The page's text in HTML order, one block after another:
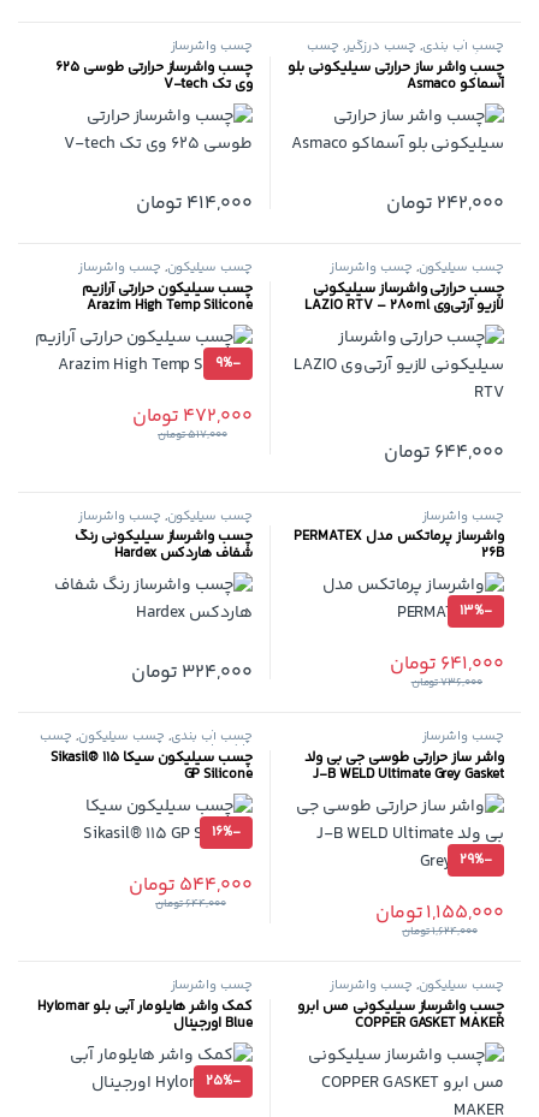
چسب آب بندی, چسب درزگیر, چسب
سیلیکون,چسب واشرساز
چسب واشر ساز حرارتی سیلیکونی بلو
آسماکو Asmaco
242,000 تومان
چسب واشرساز
چسب واشرساز حرارتی طوسی 625
وی تک V-tech
414,000 تومان
چسب سیلیکون, چسب واشرساز
چسب حرارتی واشرساز سیلیکونی
لازیو آر‌تی‌وی LAZIO RTV – 280ml
644,000 تومان
چسب سیلیکون, چسب واشرساز
چسب سیلیکون حرارتی آرازیم
Arazim High Temp Silicone
-
9%
472,000 تومان
517,000تومان
چسب واشرساز
واشرساز پرماتکس مدل PERMATEX
26B
-
13%
641,000 تومان
736,000تومان
چسب سیلیکون, چسب واشرساز
چسب واشرساز سیلیکونی رنگ
شفاف هاردکس Hardex
324,000 تومان
چسب واشرساز
واشر ساز حرارتی طوسی جی بی ولد
J-B WELD Ultimate Grey Gasket
-
29%
1,155,000تومان
1,624,000تومان
چسب آب بندی, چسب سیلیکون, چسب
واشرساز چسب سیلیکون سیکا Sikasil® 115
GP Silicone
-
16%
544,000 تومان
644,000تومان
چسب سیلیکون, چسب واشرساز
چسب واشرساز سیلیکونی مس ابرو
COPPER GASKET MAKER
چسب واشرساز
کمک واشر هایلومار آبی بلو Hylomar
Blue اورجینال
-
25%